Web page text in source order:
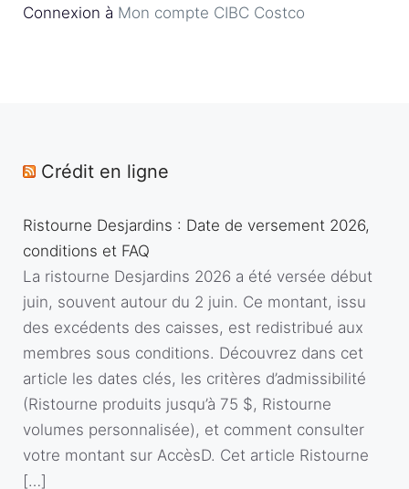
Connexion à Mon compte CIBC Costco
Crédit en ligne
Ristourne Desjardins : Date de versement 2026,
conditions et FAQ
La ristourne Desjardins 2026 a été versée début
juin, souvent autour du 2 juin. Ce montant, issu
des excédents des caisses, est redistribué aux
membres sous conditions. Découvrez dans cet
article les dates clés, les critères d’admissibilité
(Ristourne produits jusqu’à 75 $, Ristourne
volumes personnalisée), et comment consulter
votre montant sur AccèsD. Cet article Ristourne
[…]